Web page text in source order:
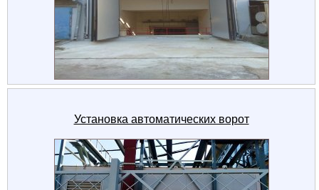
Установка автоматических ворот